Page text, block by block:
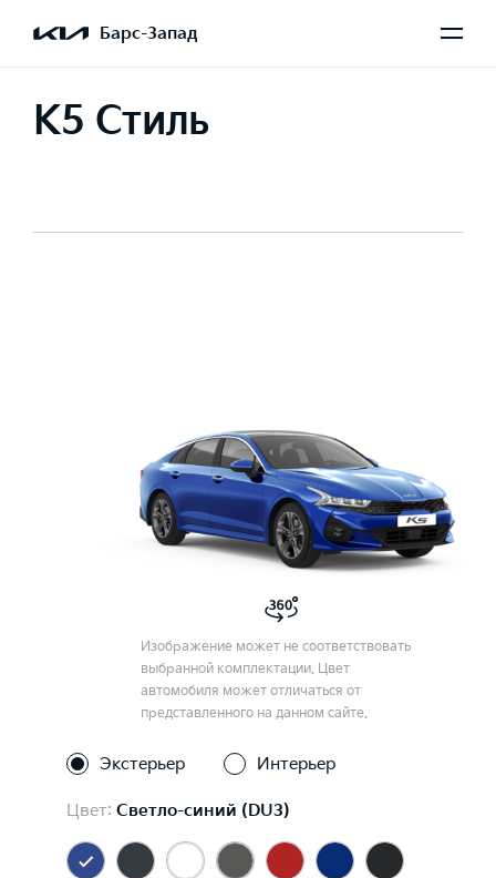
Барс-Запад
K5 Стиль
Изображение может не соответствовать
выбранной комплектации. Цвет
автомобиля может отличаться от
представленного на данном сайте.
Экстерьер Интерьер
Цвет: Светло-синий (DU3)